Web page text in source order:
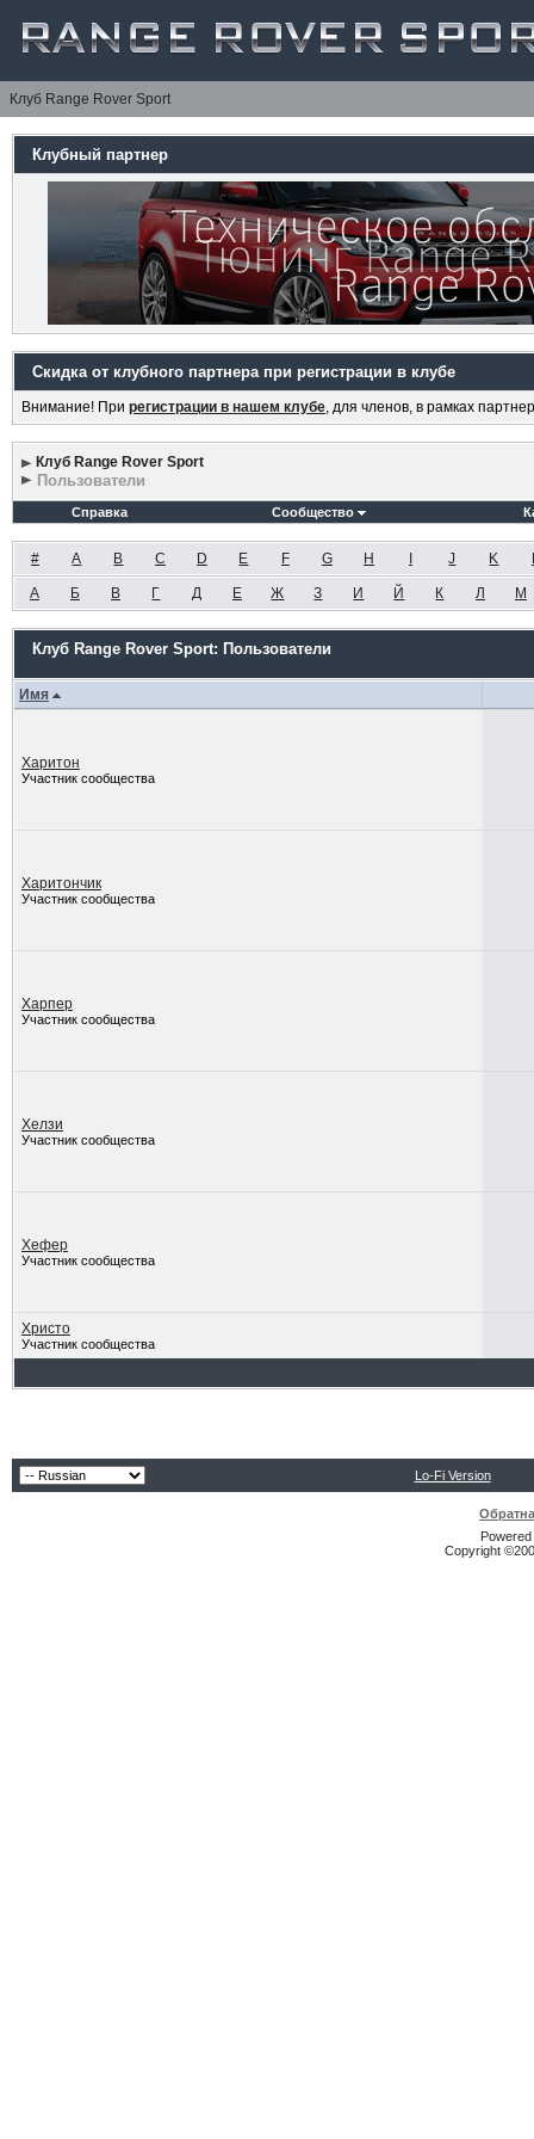
Клуб Range Rover Sport
Клубный партнер
Скидка от клубного партнера при регистрации в клубе
Внимание! При регистрации в нашем клубе, для членов, в рамках
Клуб Range Rover Sport
Пользователи
Справка Сообщество
# A B C D E F G H J K
А Б В Г Д Е Ж З И Й К Л М
Клуб Range Rover Sport: Пользователи
Имя
Харитон
Участник сообщества
Харитончик
Участник сообщества
Харпер
Участник сообщества
Хелзи
Участник сообщества
Хефер
Участник сообщества
Христо
Участник сообщества
Lo-Fi Version
Copyright